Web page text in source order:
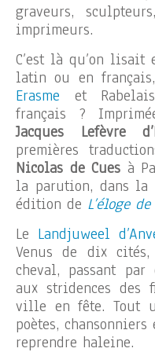
graveurs,
imprimeurs.
C’est là qu’on lisait
latin ou en français,
Erasme et
français ?
Jacques Lefèvre
premières
Nicolas de Cues à
la parution, dans
édition de L’éloge
Le Landjuweel
Venus de dix
cheval, passant
aux stridences des
ville en fête. Tout
poètes,
reprendre haleine.